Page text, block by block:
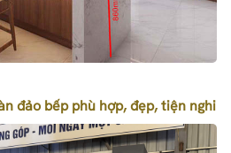
đảo bếp phù hợp, đẹp, tiện nghi